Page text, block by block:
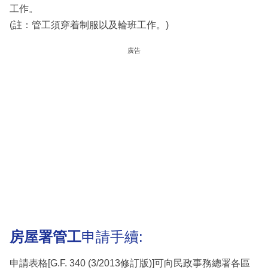
工作。
(註：管工須穿着制服以及輪班工作。)
廣告
房屋署管工申請手續:
申請表格[G.F. 340 (3/2013修訂版)]可向民政事務總署各區